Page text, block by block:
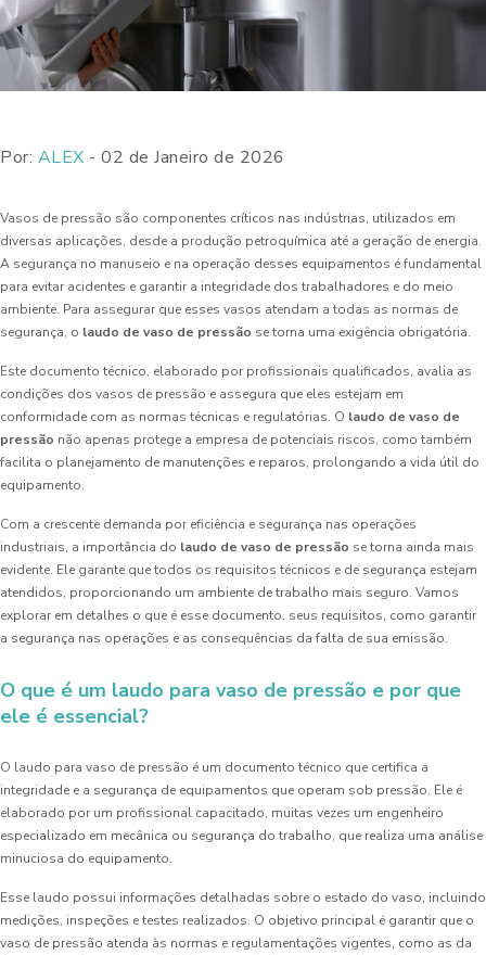
Por: ALEX - 02 de Janeiro de 2026
Vasos de pressão são componentes críticos nas indústrias, utilizados em
diversas aplicações, desde a produção petroquímica até a geração de energia.
A segurança no manuseio e na operação desses equipamentos é fundamental
para evitar acidentes e garantir a integridade dos trabalhadores e do meio
ambiente. Para assegurar que esses vasos atendam a todas as normas de
segurança, o laudo de vaso de pressão se torna uma exigência obrigatória.
Este documento técnico, elaborado por profissionais qualificados, avalia as
condições dos vasos de pressão e assegura que eles estejam em
conformidade com as normas técnicas e regulatórias. O laudo de vaso de
pressão não apenas protege a empresa de potenciais riscos, como também
facilita o planejamento de manutenções e reparos, prolongando a vida útil do
equipamento.
Com a crescente demanda por eficiência e segurança nas operações
industriais, a importância do laudo de vaso de pressão se torna ainda mais
evidente. Ele garante que todos os requisitos técnicos e de segurança estejam
atendidos, proporcionando um ambiente de trabalho mais seguro. Vamos
explorar em detalhes o que é esse documento, seus requisitos, como garantir
a segurança nas operações e as consequências da falta de sua emissão.
O que é um laudo para vaso de pressão e por que
ele é essencial?
O laudo para vaso de pressão é um documento técnico que certifica a
integridade e a segurança de equipamentos que operam sob pressão. Ele é
elaborado por um profissional capacitado, muitas vezes um engenheiro
especializado em mecânica ou segurança do trabalho, que realiza uma análise
minuciosa do equipamento.
Esse laudo possui informações detalhadas sobre o estado do vaso, incluindo
medições, inspeções e testes realizados. O objetivo principal é garantir que o
vaso de pressão atenda às normas e regulamentações vigentes, como as da